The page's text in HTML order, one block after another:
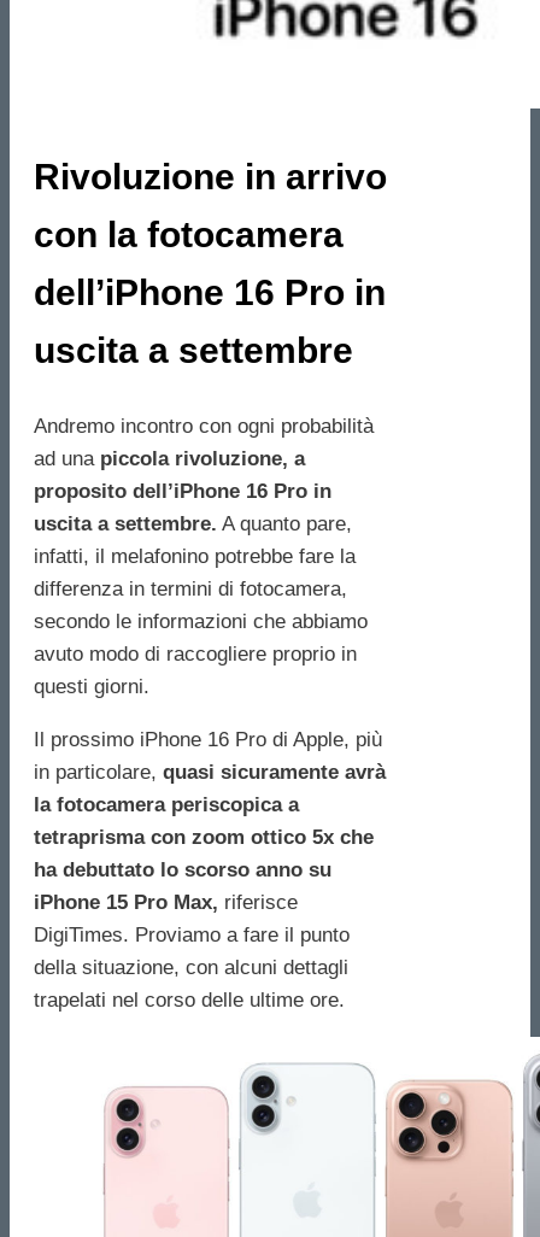
Rivoluzione in arrivo
con la fotocamera
dell’iPhone 16 Pro in
uscita a settembre
Andremo incontro con ogni probabilità
ad una piccola rivoluzione, a
proposito dell’iPhone 16 Pro in
uscita a settembre. A quanto pare,
infatti, il melafonino potrebbe fare la
differenza in termini di fotocamera,
secondo le informazioni che abbiamo
avuto modo di raccogliere proprio in
questi giorni.
Il prossimo iPhone 16 Pro di Apple, più
in particolare, quasi sicuramente avrà
la fotocamera periscopica a
tetraprisma con zoom ottico 5x che
ha debuttato lo scorso anno su
iPhone 15 Pro Max, riferisce
DigiTimes. Proviamo a fare il punto
della situazione, con alcuni dettagli
trapelati nel corso delle ultime ore.